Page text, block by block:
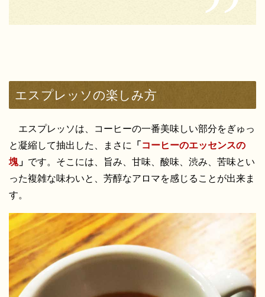
エスプレッソの楽しみ方
エスプレッソは、コーヒーの一番美味しい部分をぎゅっ
と凝縮して抽出した、まさに
「 コーヒーのエッセンスの
塊 」 です。そこには、旨み、甘味、酸味、渋み、苦味とい
った複雑な味わいと、芳醇なアロマを感じることが出来ま
す。